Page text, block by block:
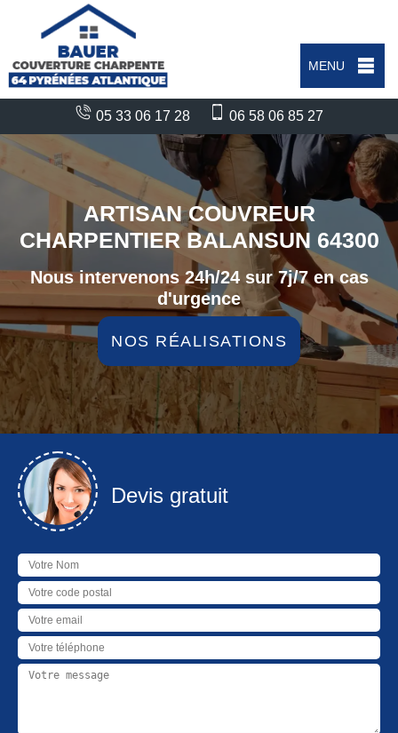
MENU
05 33 06 17 28 06 58 06 85 27
ARTISAN COUVREUR
CHARPENTIER BALANSUN 64300
Nous intervenons 24h/24 sur 7j/7 en cas
d'urgence
NOS RÉALISATIONS
Devis gratuit